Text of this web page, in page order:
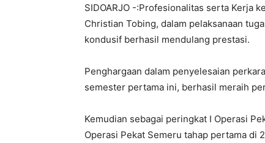
SIDOARJO -:Profesionalitas serta Kerja
Christian Tobing, dalam pelaksanaan
kondusif berhasil mendulang prestasi.
Penghargaan dalam penyelesaian
semester pertama ini, berhasil meraih
Kemudian sebagai peringkat I Operasi
Operasi Pekat Semeru tahap pertama di